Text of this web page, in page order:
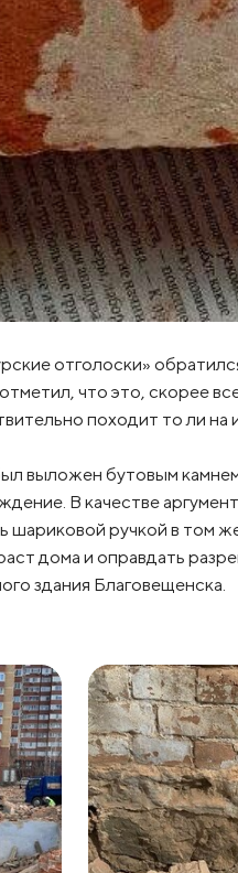
отголоски»
что это, скорее
походит то ли на
выложен бутовым
В качестве
шариковой ручкой в том
дома и оправдать
здания Благовещенска.